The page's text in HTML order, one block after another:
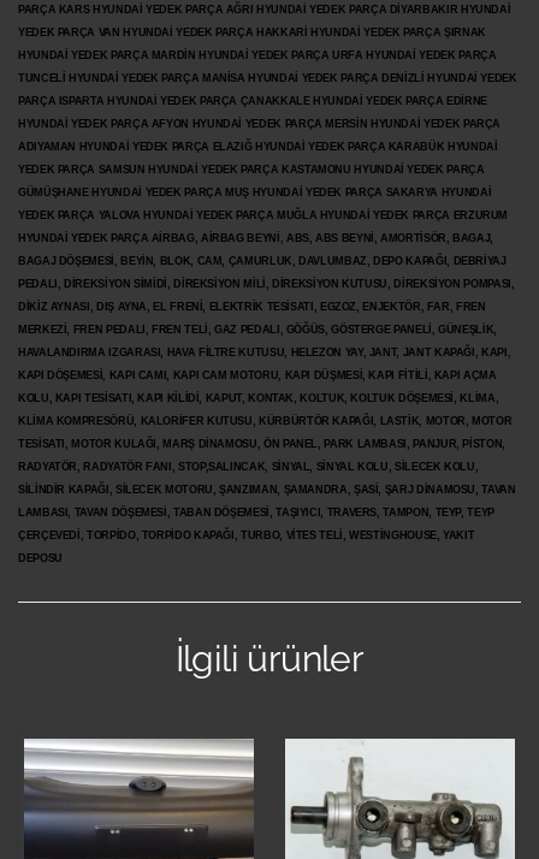
PARÇA KARS HYUNDAİ YEDEK PARÇA AĞRI HYUNDAİ YEDEK PARÇA DİYARBAKIR HYUNDAİ
YEDEK PARÇA VAN HYUNDAİ YEDEK PARÇA HAKKARİ HYUNDAİ YEDEK PARÇA ŞIRNAK
HYUNDAİ YEDEK PARÇA MARDİN HYUNDAİ YEDEK PARÇA URFA HYUNDAİ YEDEK PARÇA
TUNCELİ HYUNDAİ YEDEK PARÇA MANİSA HYUNDAİ YEDEK PARÇA DENİZLİ HYUNDAİ YEDEK
PARÇA ISPARTA HYUNDAİ YEDEK PARÇA ÇANAKKALE HYUNDAİ YEDEK PARÇA EDİRNE
HYUNDAİ YEDEK PARÇA AFYON HYUNDAİ YEDEK PARÇA MERSİN HYUNDAİ YEDEK PARÇA
ADIYAMAN HYUNDAİ YEDEK PARÇA ELAZIĞ HYUNDAİ YEDEK PARÇA KARABÜK HYUNDAİ
YEDEK PARÇA SAMSUN HYUNDAİ YEDEK PARÇA KASTAMONU HYUNDAİ YEDEK PARÇA
GÜMÜŞHANE HYUNDAİ YEDEK PARÇA MUŞ HYUNDAİ YEDEK PARÇA SAKARYA HYUNDAİ
YEDEK PARÇA YALOVA HYUNDAİ YEDEK PARÇA MUĞLA HYUNDAİ YEDEK PARÇA ERZURUM
HYUNDAİ YEDEK PARÇA AİRBAG, AİRBAG BEYNİ, ABS, ABS BEYNİ, AMORTİSÖR, BAGAJ,
BAGAJ DÖŞEMESİ, BEYİN, BLOK, CAM, ÇAMURLUK, DAVLUMBAZ, DEPO KAPAĞI, DEBRİYAJ
PEDALI, DİREKSİYON SİMİDİ, DİREKSİYON MİLİ, DİREKSİYON KUTUSU, DİREKSİYON POMPASI,
DİKİZ AYNASI, DIŞ AYNA, EL FRENİ, ELEKTRİK TESİSATI, EGZOZ, ENJEKTÖR, FAR, FREN
MERKEZİ, FREN PEDALI, FREN TELİ, GAZ PEDALI, GÖĞÜS, GÖSTERGE PANELİ, GÜNEŞLİK,
HAVALANDIRMA IZGARASI, HAVA FİLTRE KUTUSU, HELEZON YAY, JANT, JANT KAPAĞI, KAPI,
KAPI DÖŞEMESİ, KAPI CAMI, KAPI CAM MOTORU, KAPI DÜŞMESİ, KAPI FİTİLİ, KAPI AÇMA
KOLU, KAPI TESİSATI, KAPI KİLİDİ, KAPUT, KONTAK, KOLTUK, KOLTUK DÖŞEMESİ, KLİMA,
KLİMA KOMPRESÖRÜ, KALORİFER KUTUSU, KÜRBÜRTÖR KAPAĞI, LASTİK, MOTOR, MOTOR
TESİSATI, MOTOR KULAĞI, MARŞ DİNAMOSU, ÖN PANEL, PARK LAMBASI, PANJUR, PİSTON,
RADYATÖR, RADYATÖR FANI, STOP,SALINCAK, SİNYAL, SİNYAL KOLU, SİLECEK KOLU,
SİLİNDİR KAPAĞI, SİLECEK MOTORU, ŞANZIMAN, ŞAMANDRA, ŞASİ, ŞARJ DİNAMOSU, TAVAN
LAMBASI, TAVAN DÖŞEMESİ, TABAN DÖŞEMESİ, TAŞIYICI, TRAVERS, TAMPON, TEYP, TEYP
ÇERÇEVEDİ, TORPİDO, TORPİDO KAPAĞI, TURBO, VİTES TELİ, WESTİNGHOUSE, YAKIT
DEPOSU
İlgili ürünler